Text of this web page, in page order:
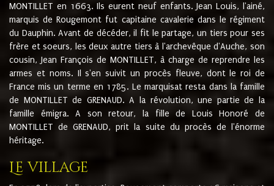
MONTILLET en 1663. Ils eurent neuf enfants. Jean Louis, l'ainé,
marquis de Rougemont fut capitaine cavalerie dans le régiment
du Dauphin. Avant de décéder, il fit le partage, un tiers pour ses
frère et soeurs, les deux autre tiers à l'archevêque d'Auche, son
cousin, Jean François de MONTILLET, à charge de reprendre les
armes et noms. Il s'en suivit un procès fleuve, dont le roi de
France mis un terme en 1785. Le marquisat resta dans la famille
de MONTILLET de GRENAUD. A la révolution, une partie de la
famille émigra. A son retour, la fille de Louis Honoré de
MONTILLET de GRENAUD, prit la suite du procès de l'énorme
héritage.
Le village